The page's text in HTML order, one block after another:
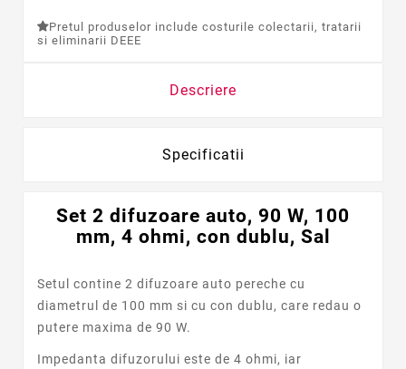
Pretul produselor include costurile colectarii, tratarii
si eliminarii DEEE
Descriere
Specificatii
Set 2 difuzoare auto, 90 W, 100
mm, 4 ohmi, con dublu, Sal
Setul contine 2 difuzoare auto pereche cu
diametrul de 100 mm si cu con dublu, care redau o
putere maxima de 90 W.
Impedanta difuzorului este de 4 ohmi, iar